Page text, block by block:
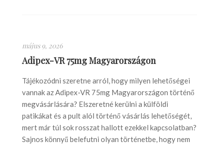
május 9, 2026
Adipex-VR 75mg Magyarországon
Tájékozódni szeretne arról, hogy milyen lehetőségei
vannak az Adipex-VR 75mg Magyarországon történő
megvásárlására? Elszeretné kerülni a külföldi
patikákat és a pult alól történő vásárlás lehetőségét,
mert már túl sok rosszat hallott ezekkel kapcsolatban?
Sajnos könnyű belefutni olyan történetbe, hogy nem